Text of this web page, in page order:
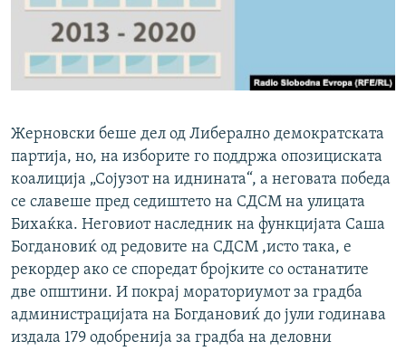
Жерновски беше дел од Либерално демократската
партија, но, на изборите го поддржа опозициската
коалиција „Сојузот на иднината“, а неговата победа
се славеше пред седиштето на СДСМ на улицата
Бихаќка. Неговиот наследник на функцијата Саша
Богдановиќ од редовите на СДСМ ,исто така, е
рекордер ако се споредат бројките со останатите
две општини. И покрај мораториумот за градба
администрацијата на Богдановиќ до јули годинава
издала 179 одобренија за градба на деловни